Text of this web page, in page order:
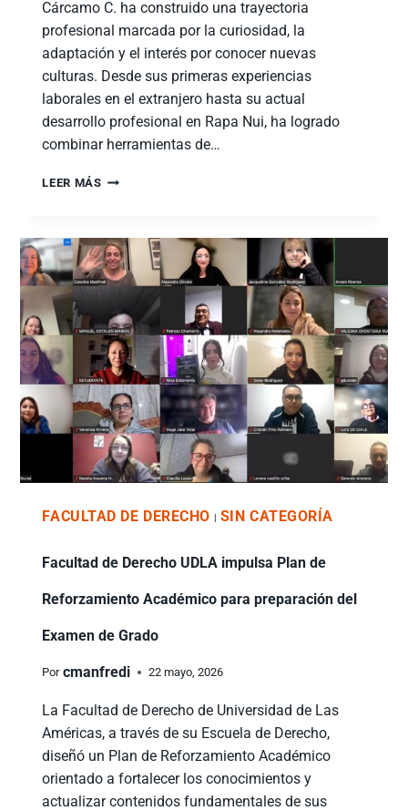
Cárcamo C. ha construido una trayectoria
profesional marcada por la curiosidad, la
adaptación y el interés por conocer nuevas
culturas. Desde sus primeras experiencias
laborales en el extranjero hasta su actual
desarrollo profesional en Rapa Nui, ha logrado
combinar herramientas de…
LEER MÁS
FACULTAD DE DERECHO | SIN CATEGORÍA
Facultad de Derecho UDLA impulsa Plan de
Reforzamiento Académico para preparación del
Examen de Grado
Por cmanfredi 22 mayo, 2026
La Facultad de Derecho de Universidad de Las
Américas, a través de su Escuela de Derecho,
diseñó un Plan de Reforzamiento Académico
orientado a fortalecer los conocimientos y
actualizar contenidos fundamentales de sus